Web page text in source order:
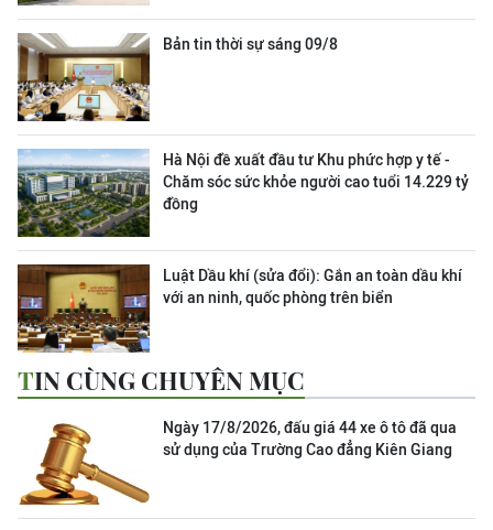
Bản tin thời sự sáng 09/8
Hà Nội đề xuất đầu tư Khu phức hợp y tế -
Chăm sóc sức khỏe người cao tuổi 14.229 tỷ
đồng
Luật Dầu khí (sửa đổi): Gắn an toàn dầu khí
với an ninh, quốc phòng trên biển
TIN CÙNG CHUYÊN MỤC
Ngày 17/8/2026, đấu giá 44 xe ô tô đã qua
sử dụng của Trường Cao đẳng Kiên Giang